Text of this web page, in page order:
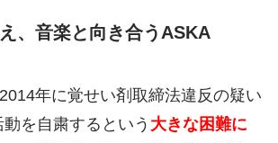
、音楽と向き合うASKA
年に覚せい剤取締法違反の疑い
を自粛するという 大きな困難に